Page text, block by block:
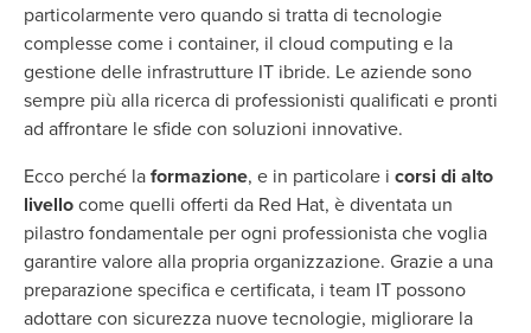
particolarmente vero quando si tratta di tecnologie
complesse come i container, il cloud computing e la
gestione delle infrastrutture IT ibride. Le aziende sono
sempre più alla ricerca di professionisti qualificati e pronti
ad affrontare le sfide con soluzioni innovative.
Ecco perché la formazione, e in particolare i corsi di alto
livello come quelli offerti da Red Hat, è diventata un
pilastro fondamentale per ogni professionista che voglia
garantire valore alla propria organizzazione. Grazie a una
preparazione specifica e certificata, i team IT possono
adottare con sicurezza nuove tecnologie, migliorare la